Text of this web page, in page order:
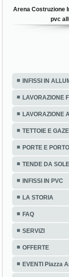
Arena Costruzione
pvc
INFISSI IN
LAVORAZIONE
LAVORAZIONE
TETTOIE E
PORTE E
TENDE DA SOLE
INFISSI IN PVC
LA STORIA
FAQ
SERVIZI
OFFERTE
EVENTI Piazza